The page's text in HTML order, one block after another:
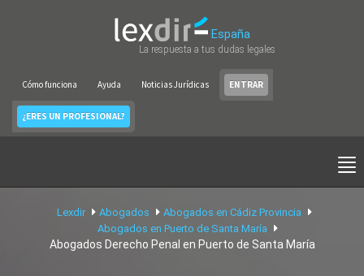
España
La respuesta a tus dudas legales
Cómo funciona Ayuda Noticias Jurídicas ENTRAR
¿ERES UN PROFESIONAL?
Lexdir Abogados
Abogados en Cádiz Provincia
Abogados en Puerto de Santa María
Abogados Derecho Penal en Puerto de Santa María